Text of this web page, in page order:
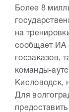
Более 8
на
сообщает ИА
госзаказов,
команды-
Кисловодск,
Для